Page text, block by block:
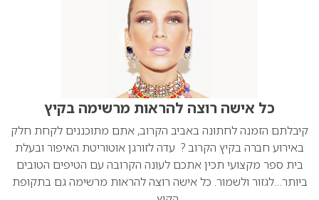
כל אישה רוצה להראות מרשימה בקיץ
קיבלתם הזמנה לחתונה באביב הקרוב, אתם מתוכננים לקחת חלק
באירוע חברה בקיץ הקרוב ? עדה לזורגן אוטוריטת האיפור ובעלת
בית ספר מקצועי תכין אתכם לעונה הקרובה עם הטיפים הטובים
ביותר…לגזור ולשמור. כל אישה רוצה להראות מרשימה גם בתקופת